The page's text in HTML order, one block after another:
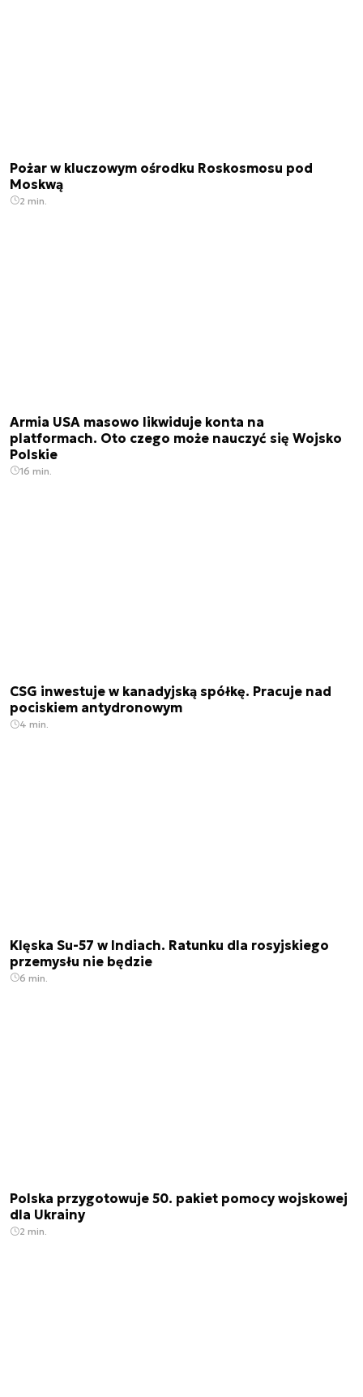
Pożar w kluczowym ośrodku Roskosmosu pod
Moskwą
2 min.
Armia USA masowo likwiduje konta na
platformach. Oto czego może nauczyć się Wojsko
Polskie
16 min.
CSG inwestuje w kanadyjską spółkę. Pracuje nad
pociskiem antydronowym
4 min.
Klęska Su-57 w Indiach. Ratunku dla rosyjskiego
przemysłu nie będzie
6 min.
Polska przygotowuje 50. pakiet pomocy wojskowej
dla Ukrainy
2 min.